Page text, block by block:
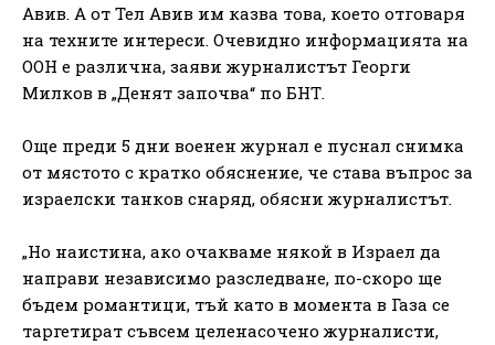
Авив. А от Тел Авив им казва това, което отговаря
на техните интереси. Очевидно информацията на
ООН е различна, заяви журналистът Георги
Милков в „Денят започва“ по БНТ.
Още преди 5 дни военен журнал е пуснал снимка
от мястото с кратко обяснение, че става въпрос за
израелски танков снаряд, обясни журналистът.
„Но наистина, ако очакваме някой в Израел да
направи независимо разследване, по-скоро ще
бъдем романтици, тъй като в момента в Газа се
таргетират съвсем целенасочено журналисти,